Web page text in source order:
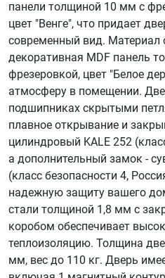
панели толщиной 10 мм с
цвет "Венге", что придает
современный вид. Материал
декоративная MDF панель
фрезеровкой, цвет "Белое
атмосферу в помещении.
подшипниках скрытыми
плавное открывание и
цилиндровый KALE 252
а дополнительный замок -
(класс безопасности 4,
надежную защиту вашего
стали толщиной 1,8 мм с
коробом обеспечивает
теплоизоляцию. Толщина
мм, вес до 110 кг. Дверь